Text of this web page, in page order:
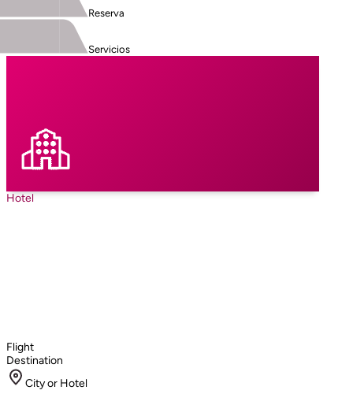
Reserva
Servicios
Hotel
Flight
Destination
City or Hotel